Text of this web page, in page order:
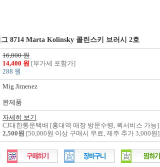
8714 Marta Kolinsky 콜린스키 브러시 2호
16,000 원
14,400 원 [부가세 포함가]
288 원
Mig Jimenez
완제품
자세히 보기
CJ대한통운택배 [홍대역 매장 방문수령, 퀵서비스 가능]
2,500원 [50,000원 이상 구매시 무료, 제주 추가 3,000원]